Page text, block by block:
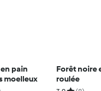
pain
moelleux
Forêt noire
roulée